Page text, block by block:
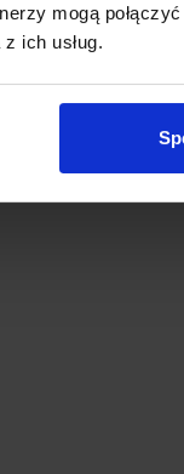
mogą
ich usług.